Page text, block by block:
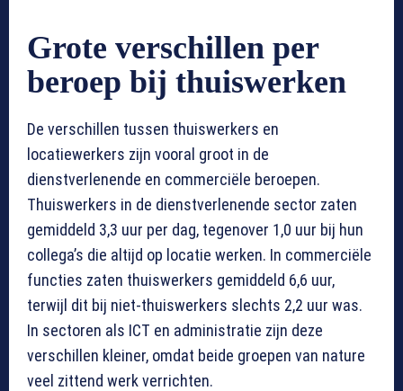
Grote verschillen per
beroep bij thuiswerken
De verschillen tussen thuiswerkers en
locatiewerkers zijn vooral groot in de
dienstverlenende en commerciële beroepen.
Thuiswerkers in de dienstverlenende sector zaten
gemiddeld 3,3 uur per dag, tegenover 1,0 uur bij hun
collega’s die altijd op locatie werken. In commerciële
functies zaten thuiswerkers gemiddeld 6,6 uur,
terwijl dit bij niet-thuiswerkers slechts 2,2 uur was.
In sectoren als ICT en administratie zijn deze
verschillen kleiner, omdat beide groepen van nature
veel zittend werk verrichten.